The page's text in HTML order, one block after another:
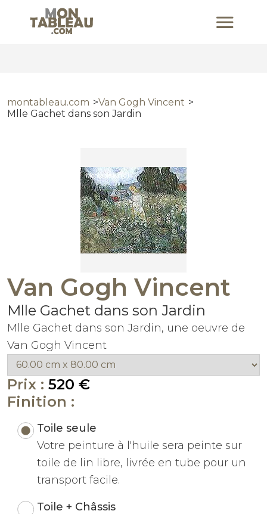
montableau.com
Van Gogh Vincent
Mlle Gachet dans son Jardin
Van Gogh Vincent
Mlle Gachet dans son Jardin
Mlle Gachet dans son Jardin, une oeuvre de
Van Gogh Vincent
Prix : 520 €
Finition :
Toile seule
Votre peinture à l'huile sera peinte sur
toile de lin libre, livrée en tube pour un
transport facile.
Toile + Châssis